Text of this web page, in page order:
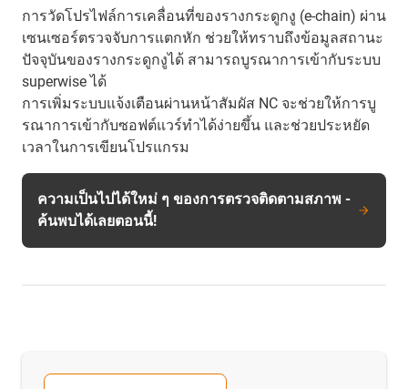
การวัดโปรไฟล์การเคลื่อนที่ของรางกระดูกงู (e-chain) ผ่าน
เซนเซอร์ตรวจจับการแตกหัก ช่วยให้ทราบถึงข้อมูลสถานะ
ปัจจุบันของรางกระดูกงูได้ สามารถบูรณาการเข้ากับระบบ
superwise ได้
การเพิ่มระบบแจ้งเตือนผ่านหน้าสัมผัส NC จะช่วยให้การบู
รณาการเข้ากับซอฟต์แวร์ทำได้ง่ายขึ้น และช่วยประหยัด
เวลาในการเขียนโปรแกรม
ความเป็นไปได้ใหม่ ๆ ของการตรวจติดตามสภาพ -
ค้นพบได้เลยตอนนี้!